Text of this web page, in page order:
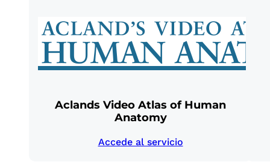
Aclands Video Atlas of Human
Anatomy
Accede al servicio